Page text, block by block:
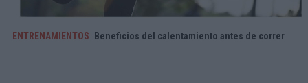
ENTRENAMIENTOS Beneficios del calentamiento antes de correr